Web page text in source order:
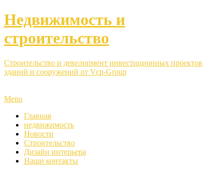
Недвижимость и
строительство
Строительство и девелопмент инвестиционных проектов
зданий и сооружений от Vcp-Group
Menu
Главная
недвижимость
Новости
Строительство
Дизайн интерьера
Наши контакты